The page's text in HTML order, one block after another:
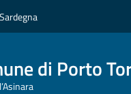
di Porto